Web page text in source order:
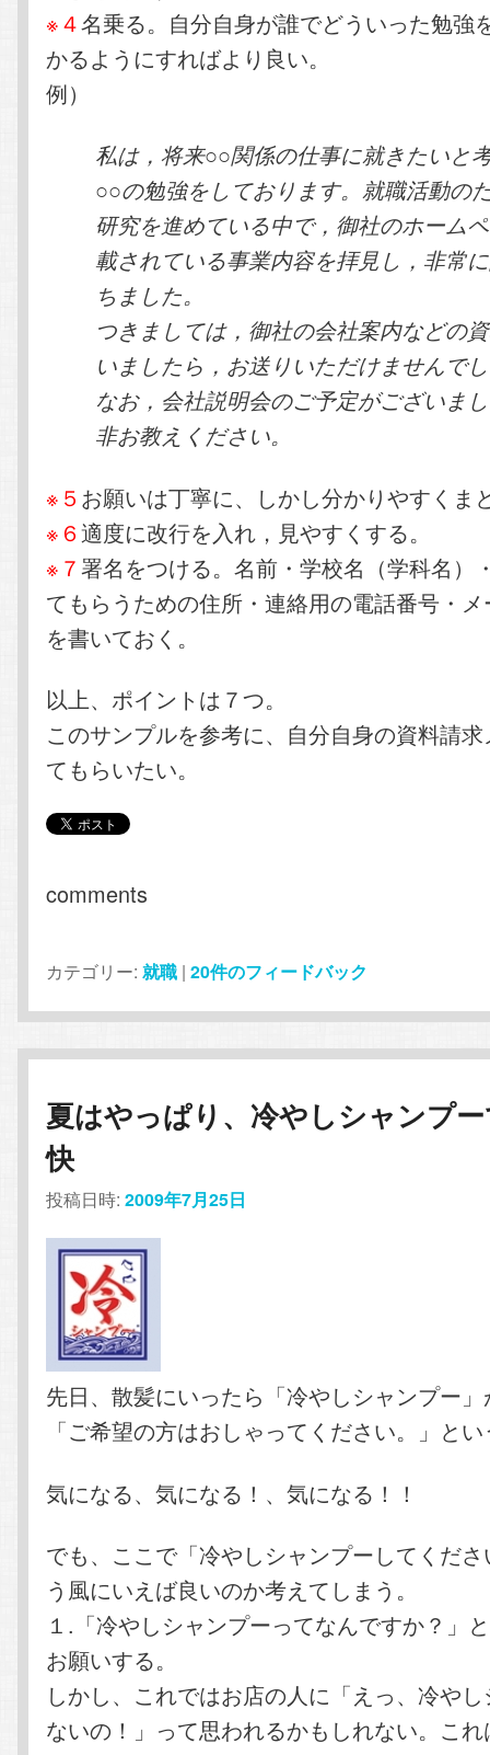
※４名乗る。自分自身が誰でどういった勉強
かるようにすればより良い。
例）
私は，将来○○関係の仕事に就きたいと
○○の勉強をしております。就職活動の
研究を進めている中で，御社のホーム
載されている事業内容を拝見し，非常
ちました。
つきましては，御社の会社案内などの
いましたら，お送りいただけませんで
なお，会社説明会のご予定がございま
非お教えください。
※５ お願いは丁寧に、しかし分かりやすくま
※６適度に改行を入れ，見やすくする。
※７署名をつける。名前・学校名（学科名）
てもらうための住所・連絡用の電話番号・
を書いておく。
以上、ポイントは７つ。
このサンプルを参考に、自分自身の資料請
てもらいたい。
comments
カテゴリー: 就職 |20件のフィードバック
夏はやっぱり、冷やしシャンプ
快
投稿日時:2009年7月25日
先日、散髪にいったら「冷やしシャンプー
「ご希望の方はおしゃってください。」と
気になる、気になる！、気になる！！
でも、ここで「冷やしシャンプーしてくだ
う風にいえば良いのか考えてしまう。
１.「冷やしシャンプーってなんですか？」
お願いする。
しかし、これではお店の人に「えっ、冷や
ないの！」って思われるかもしれない。こ